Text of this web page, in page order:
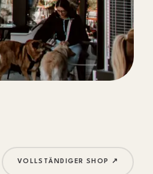
VOLLSTÄNDIGER SHOP ↗